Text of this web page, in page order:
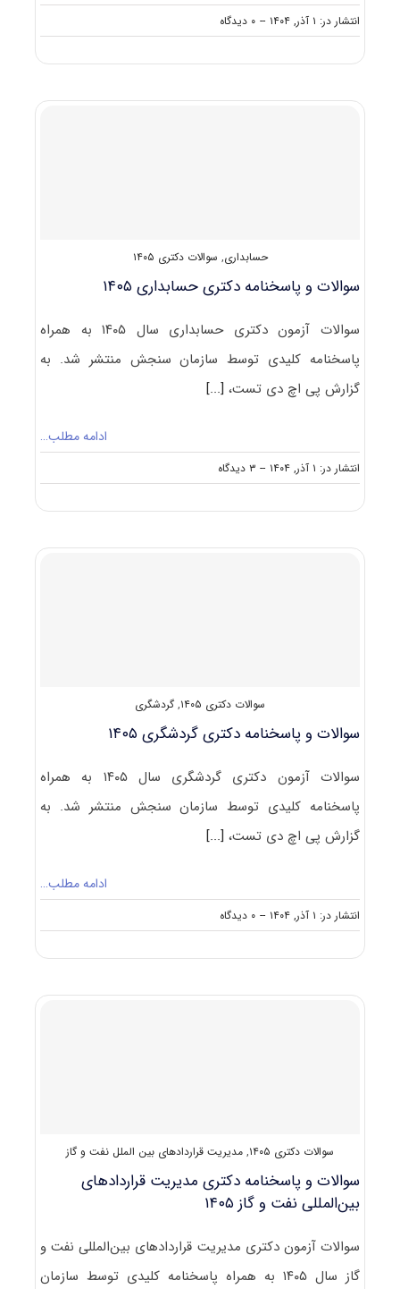
انتشار در: ۱ آذر, ۱۴۰۴ -- ۰ دیدگاه
on
سوالات
علوم
حسابداری, سوالات دکتری ۱۴۰۵
سوالات و پاسخنامه دکتری حسابداری ۱۴۰۵
سوالات آزمون دکتری حسابداری سال ۱۴۰۵ به همراه
پاسخنامه کلیدی توسط سازمان سنجش منتشر شد. به
گزارش پی اچ دی تست،[...]
ادامه مطلب…
انتشار در: ۱ آذر, ۱۴۰۴ -- ۳ دیدگاه
on
سوالات
حسابداری
سوالات دکتری ۱۴۰۵ , گردشگری
سوالات و پاسخنامه دکتری گردشگری ۱۴۰۵
سوالات آزمون دکتری گردشگری سال ۱۴۰۵ به همراه
پاسخنامه کلیدی توسط سازمان سنجش منتشر شد. به
گزارش پی اچ دی تست،[...]
ادامه مطلب…
انتشار در: ۱ آذر, ۱۴۰۴ -- ۰ دیدگاه
on
سوالات
گردشگری
سوالات دکتری ۱۴۰۵ , مدیریت قراردادهای بین الملل نفت و گاز
سوالات و پاسخنامه دکتری مدیریت قراردادهای
بین‌المللی نفت و گاز ۱۴۰۵
سوالات آزمون دکتری مدیریت قراردادهای بین‌المللی نفت و
گاز سال ۱۴۰۵ به همراه پاسخنامه کلیدی توسط سازمان